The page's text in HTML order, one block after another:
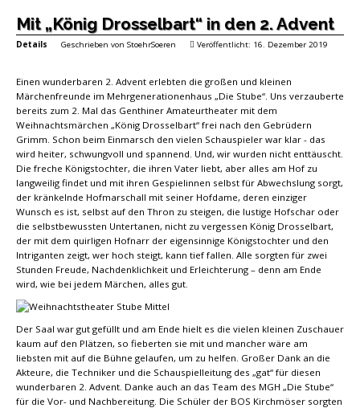
Mit „König Drosselbart“ in den 2. Advent
Details Geschrieben von StoehrSoeren Veröffentlicht: 16. Dezember 2019
Einen wunderbaren 2. Advent erlebten die großen und kleinen
Märchenfreunde im Mehrgenerationenhaus „Die Stube“. Uns verzauberte
bereits zum 2. Mal das Genthiner Amateurtheater mit dem
Weihnachtsmärchen „König Drosselbart“ frei nach den Gebrüdern
Grimm. Schon beim Einmarsch den vielen Schauspieler war klar - das
wird heiter, schwungvoll und spannend. Und, wir wurden nicht enttäuscht.
Die freche Königstochter, die ihren Vater liebt, aber alles am Hof zu
langweilig findet und mit ihren Gespielinnen selbst für Abwechslung sorgt,
der kränkelnde Hofmarschall mit seiner Hofdame, deren einziger
Wunsch es ist, selbst auf den Thron zu steigen, die lustige Hofschar oder
die selbstbewussten Untertanen, nicht zu vergessen König Drosselbart,
der mit dem quirligen Hofnarr der eigensinnige Königstochter und den
Intriganten zeigt, wer hoch steigt, kann tief fallen. Alle sorgten für zwei
Stunden Freude, Nachdenklichkeit und Erleichterung – denn am Ende
wird, wie bei jedem Märchen, alles gut.
Der Saal war gut gefüllt und am Ende hielt es die vielen kleinen Zuschauer
kaum auf den Plätzen, so fieberten sie mit und mancher wäre am
liebsten mit auf die Bühne gelaufen, um zu helfen. Großer Dank an die
Akteure, die Techniker und die Schauspielleitung des „gat“ für diesen
wunderbaren 2. Advent. Danke auch an das Team des MGH „Die Stube“
für die Vor- und Nachbereitung. Die Schüler der BOS Kirchmöser sorgten